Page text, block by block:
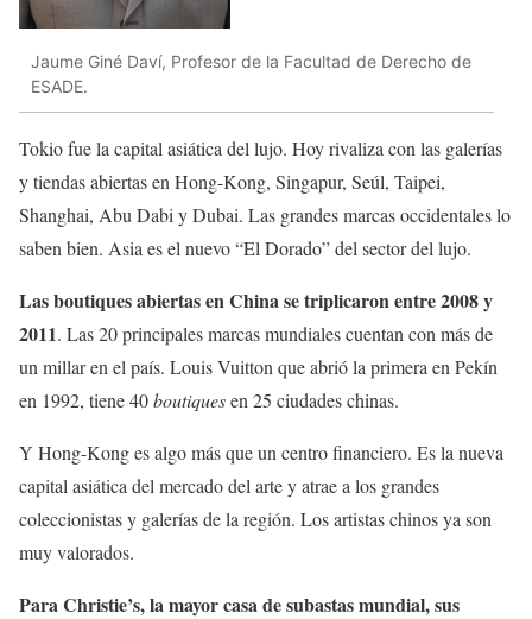
Jaume Giné Daví, Profesor de la Facultad de Derecho de
ESADE.
Tokio fue la capital asiática del lujo. Hoy rivaliza con las galerías
y tiendas abiertas en Hong-Kong, Singapur, Seúl, Taipei,
Shanghai, Abu Dabi y Dubai. Las grandes marcas occidentales lo
saben bien. Asia es el nuevo “El Dorado” del sector del lujo.
Las boutiques abiertas en China se triplicaron entre 2008 y
2011. Las 20 principales marcas mundiales cuentan con más de
un millar en el país. Louis Vuitton que abrió la primera en Pekín
en 1992, tiene 40boutiquesen 25 ciudades chinas.
Y Hong-Kong es algo más que un centro financiero. Es la nueva
capital asiática del mercado del arte y atrae a los grandes
coleccionistas y galerías de la región. Los artistas chinos ya son
muy valorados.
Para Christie’s, la mayor casa de subastas mundial, sus